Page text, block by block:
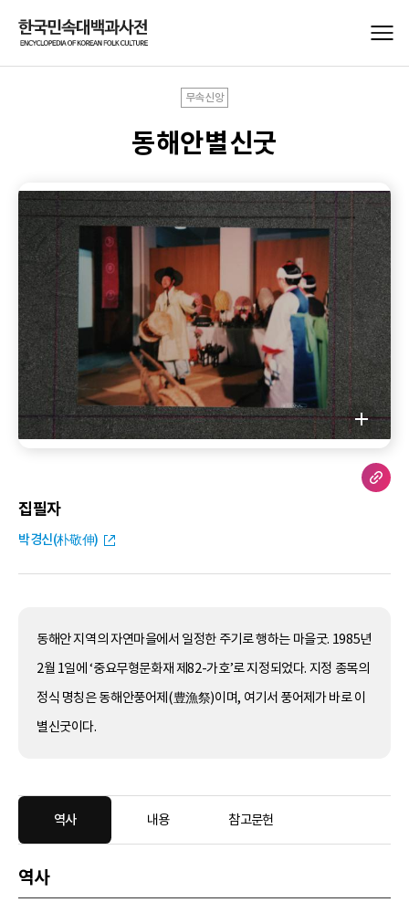
무속신앙
동해안별신굿
집필자
박경신(朴敬伸)
동해안 지역의 자연마을에서 일정한 주기로 행하는 마을굿. 1985년
2월 1일에 ‘중요무형문화재 제82-가호’로 지정되었다. 지정 종목의
정식 명칭은 동해안풍어제(豊漁祭)이며, 여기서 풍어제가 바로 이
별신굿이다.
역사 내용 참고문헌
역사